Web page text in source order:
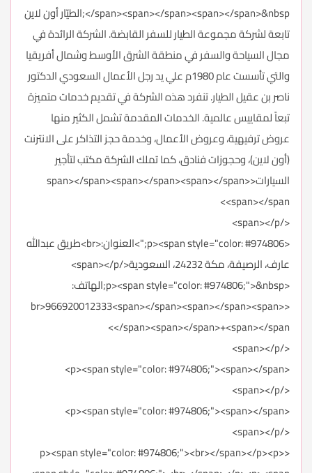
</span><span></span><span></span>&nbsp;الطيّار أون لاين
تابعة لشركة مجموعة الطيار للسفر القابضة. الشركة الرائدة في
مجال السياحة والسفر في منطقة الشرق الأوسط وشمال أفريقيا
والتي تأسست عام 1980م علي يد رجل الأعمال السعودي الدكتور
ناصر بن عقيل الطيار. تنفرد هذه الشركة في تقديم خدمات متميزة
تبعاً لمقاييس عالمية. الخدمات المقدمة تشمل الكثير منها
عروض ترفيهية، وعروض الأعمال، وخدمة حجز التذاكر على الانترنت
(أون لاين)، وحجوزات فنادق، كما تملك الشركة مكتب لتأجير
السيارات<span></span><span></span><span></span>
<span></span>
</span></p>
<p><span style="color: #974806;">العنوان:<br>طريق عبدالله
عارف، الرصيفة، مكة 24232، السعودية</span></p>
<p><span style="color: #974806;">&nbsp;الهاتف:
<br>966920012333<span></span><span></span><span>
</span><span></span>+<span></span>
</span></p>
<p><span style="color: #974806;"><span></span>
</span></p>
<p><span style="color: #974806;"><span></span>
</span></p>
<p><span style="color: #974806;"><br></span></p><p>